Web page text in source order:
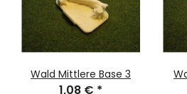
Wald Mittlere Base 3
1,08 € *